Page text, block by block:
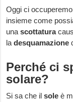
Oggi ci
insieme come
unascottatura
ladesquamazione
Perché ci
solare?
Si sa che ilsole è